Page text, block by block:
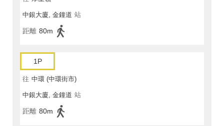
中銀大廈, 金鐘道 站
距離 80m
1P
往 中環 (中環街市)
中銀大廈, 金鐘道 站
距離 80m